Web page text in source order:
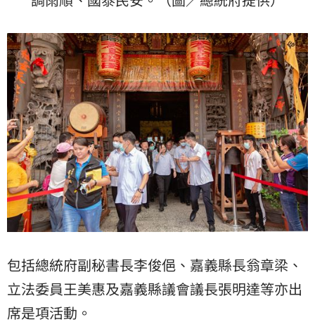
包括總統府副秘書長李俊俋、嘉義縣長翁章梁、
立法委員王美惠及嘉義縣議會議長張明達等亦出
席是項活動。